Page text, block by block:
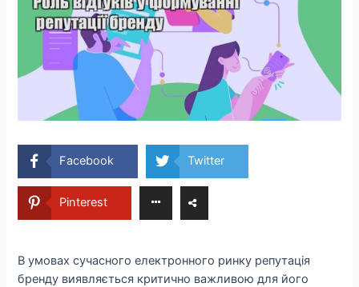
Facebook Twitter
Pinterest
В умовах сучасного електронного ринку репутація
бренду виявляється критично важливою для його